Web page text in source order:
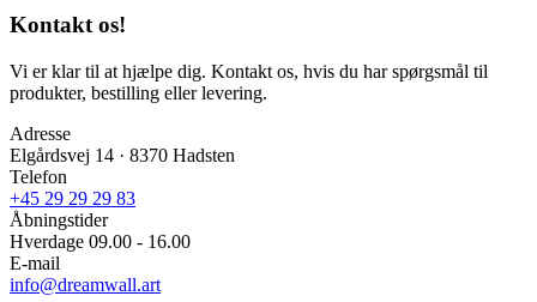
Kontakt os!
Vi er klar til at hjælpe dig. Kontakt os, hvis du har spørgsmål til
produkter, bestilling eller levering.
Adresse
Elgårdsvej 14 · 8370 Hadsten
Telefon
+45 29 29 29 83
Åbningstider
Hverdage 09.00 - 16.00
E-mail
info@dreamwall.art